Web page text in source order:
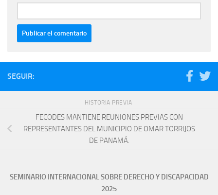
SEGUIR:
HISTORIA PREVIA
FECODES MANTIENE REUNIONES PREVIAS CON
REPRESENTANTES DEL MUNICIPIO DE OMAR TORRIJOS
DE PANAMÁ.
SEMINARIO INTERNACIONAL SOBRE DERECHO Y DISCAPACIDAD
2025